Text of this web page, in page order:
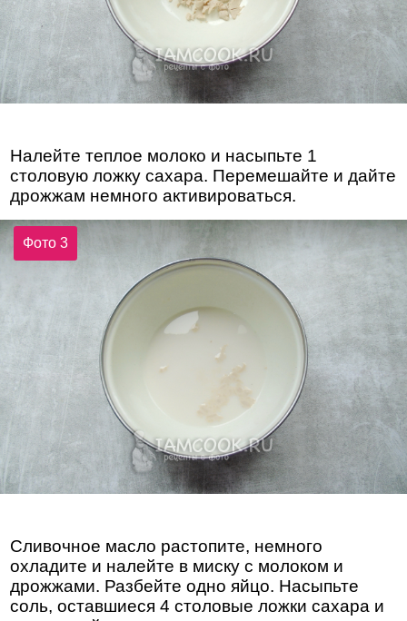
Налейте теплое молоко и насыпьте 1
столовую ложку сахара. Перемешайте и дайте
дрожжам немного активироваться.
Фото 3
Сливочное масло растопите, немного
охладите и налейте в миску с молоком и
дрожжами. Разбейте одно яйцо. Насыпьте
соль, оставшиеся 4 столовые ложки сахара и